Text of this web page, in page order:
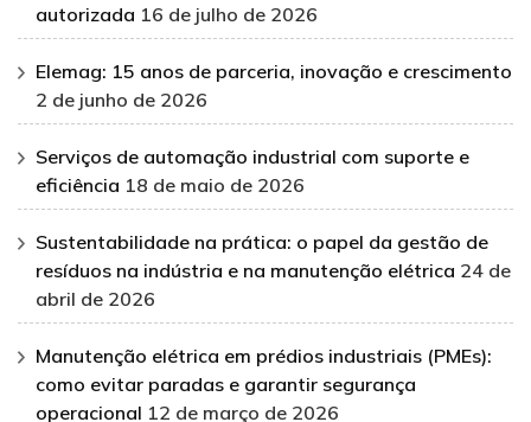
autorizada 16 de julho de 2026
Elemag: 15 anos de parceria, inovação e crescimento
2 de junho de 2026
Serviços de automação industrial com suporte e
eficiência 18 de maio de 2026
Sustentabilidade na prática: o papel da gestão de
resíduos na indústria e na manutenção elétrica 24 de
abril de 2026
Manutenção elétrica em prédios industriais (PMEs):
como evitar paradas e garantir segurança
operacional 12 de março de 2026